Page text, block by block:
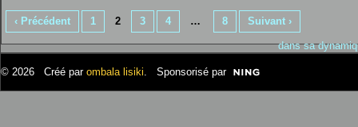
‹ Précédent 1 2 3 4 … 8 Suivant ›
© 2026 Créé par ombala lisiki. Sponsorisé par